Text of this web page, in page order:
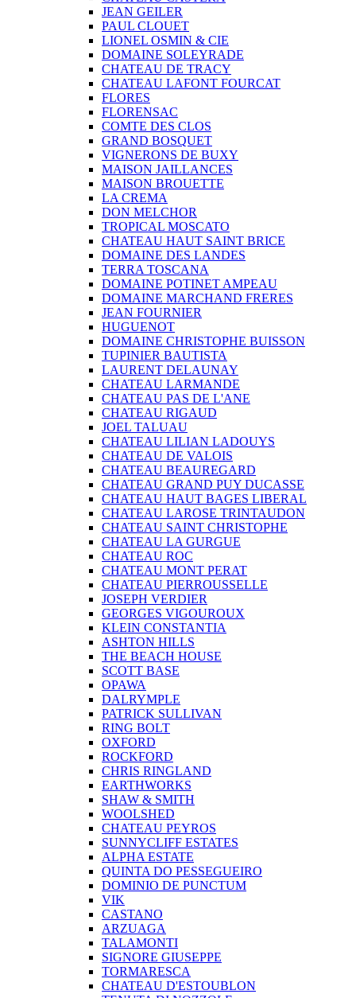
JEAN GEILER
PAUL CLOUET
LIONEL OSMIN & CIE
DOMAINE SOLEYRADE
CHATEAU DE TRACY
CHATEAU LAFONT FOURCAT
FLORES
FLORENSAC
COMTE DES CLOS
GRAND BOSQUET
VIGNERONS DE BUXY
MAISON JAILLANCES
MAISON BROUETTE
LA CREMA
DON MELCHOR
TROPICAL MOSCATO
CHATEAU HAUT SAINT BRICE
DOMAINE DES LANDES
TERRA TOSCANA
DOMAINE POTINET AMPEAU
DOMAINE MARCHAND FRERES
JEAN FOURNIER
HUGUENOT
DOMAINE CHRISTOPHE BUISSON
TUPINIER BAUTISTA
LAURENT DELAUNAY
CHATEAU LARMANDE
CHATEAU PAS DE L'ANE
CHATEAU RIGAUD
JOEL TALUAU
CHATEAU LILIAN LADOUYS
CHATEAU DE VALOIS
CHATEAU BEAUREGARD
CHATEAU GRAND PUY DUCASSE
CHATEAU HAUT BAGES LIBERAL
CHATEAU LAROSE TRINTAUDON
CHATEAU SAINT CHRISTOPHE
CHATEAU LA GURGUE
CHATEAU ROC
CHATEAU MONT PERAT
CHATEAU PIERROUSSELLE
JOSEPH VERDIER
GEORGES VIGOUROUX
KLEIN CONSTANTIA
ASHTON HILLS
THE BEACH HOUSE
SCOTT BASE
OPAWA
DALRYMPLE
PATRICK SULLIVAN
RING BOLT
OXFORD
ROCKFORD
CHRIS RINGLAND
EARTHWORKS
SHAW & SMITH
WOOLSHED
CHATEAU PEYROS
SUNNYCLIFF ESTATES
ALPHA ESTATE
QUINTA DO PESSEGUEIRO
DOMINIO DE PUNCTUM
VIK
CASTANO
ARZUAGA
TALAMONTI
SIGNORE GIUSEPPE
TORMARESCA
CHATEAU D'ESTOUBLON